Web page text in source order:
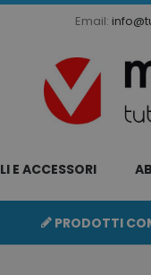
Email:
E ACCESSORI
PRODOTTI